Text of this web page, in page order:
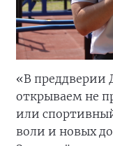
«В преддверии
открываем не
или
воли и новых